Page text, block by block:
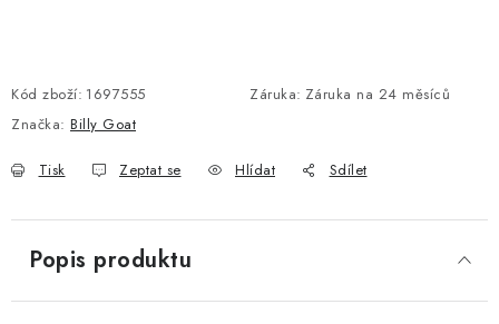
Kód zboží: 1697555 Záruka: Záruka na 24 měsíců
Značka: Billy Goat
Tisk Zeptat se Hlídat Sdílet
Popis produktu